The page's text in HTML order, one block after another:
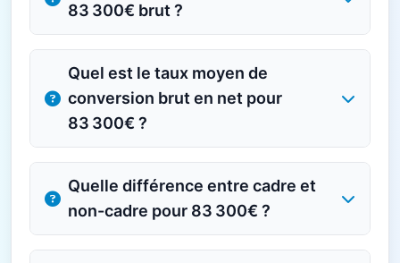
83 300€ brut ?
Quel est le taux moyen de
conversion brut en net pour
83 300€ ?
Quelle différence entre cadre et
non-cadre pour 83 300€ ?